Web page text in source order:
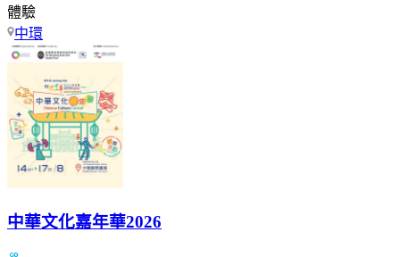
體驗
中環
中華文化嘉年華2026